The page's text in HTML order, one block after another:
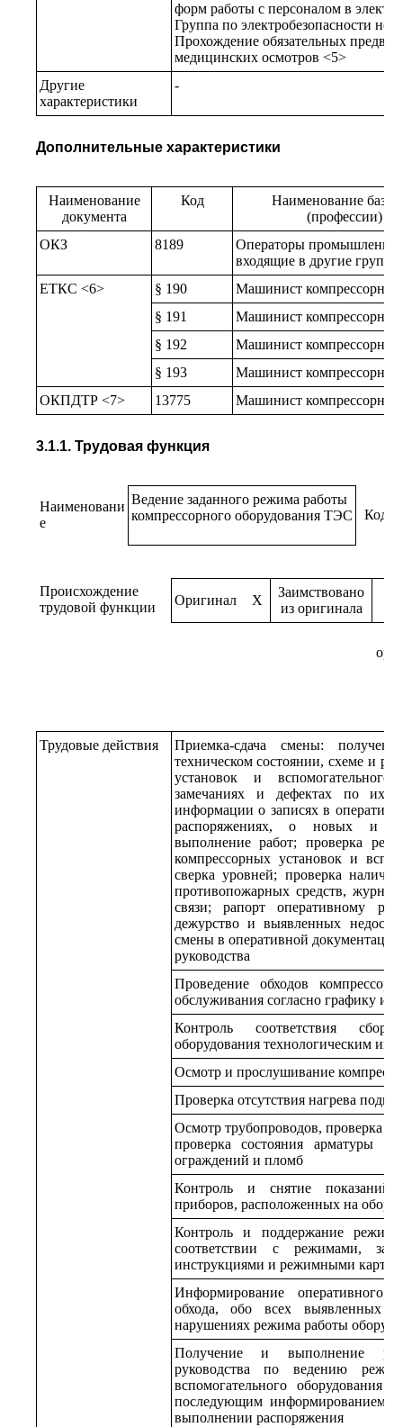
форм работы с персоналом в
Группа по электробезопасности не
Прохождение обязательных
медицинских осмотров <5>
Другие
характеристики
-
Дополнительные характеристики
Наименование
документа
Код
Наименование
(профессии)
ОКЗ
8189
Операторы
входящие в другие группы
ЕТКС <6>
§ 190
Машинист компрессорных
§ 191
Машинист компрессорных
§ 192
Машинист компрессорных
§ 193
Машинист компрессорных
ОКПДТР <7>
13775 Машинист компрессорных
3.1.1. Трудовая функция
Наименовани
е
Ведение заданного режима работы
компрессорного оборудования ТЭС
Код
Происхождение
трудовой функции
Оригинал X
Заимствовано
из оригинала
Трудовые действия
Приемка-сдача смены:
техническом состоянии, схеме и
установок и
замечаниях и дефектах по их
информации о записях в
распоряжениях, о новых и
выполнение работ; проверка
компрессорных установок и
сверка уровней; проверка
противопожарных средств,
связи; рапорт оперативному
дежурство и выявленных
смены в оперативной
руководства
Проведение обходов
обслуживания согласно графику и
Контроль соответствия
оборудования технологическим
Осмотр и прослушивание
Проверка отсутствия нагрева
Осмотр трубопроводов, проверка
проверка состояния арматуры и
ограждений и пломб
Контроль и снятие показаний
приборов, расположенных на
Контроль и поддержание
соответствии с режимами,
инструкциями и режимными
Информирование оперативного
обхода, обо всех выявленных
нарушениях режима работы
Получение и выполнение
руководства по ведению
вспомогательного оборудования
последующим информированием
выполнении распоряжения